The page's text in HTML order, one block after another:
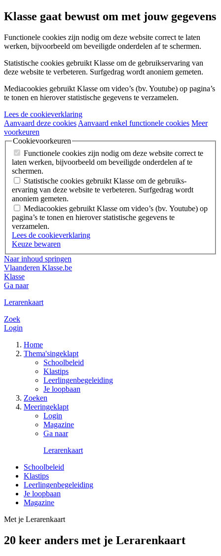
Klasse gaat bewust om met jouw gegevens
Functionele cookies zijn nodig om deze website correct te laten
werken, bijvoorbeeld om beveiligde onderdelen af te schermen.
Statistische cookies gebruikt Klasse om de gebruiks­ervaring van
deze website te verbeteren. Surfgedrag wordt anoniem gemeten.
Mediacookies gebruikt Klasse om video’s (bv. Youtube) op pagina’s
te tonen en hierover statistische gegevens te verzamelen.
Lees de cookieverklaring
Aanvaard deze cookies Aanvaard enkel functionele cookies Meer
voorkeuren
Cookievoorkeuren
Functionele cookies zijn nodig om deze website correct te
laten werken, bijvoorbeeld om beveiligde onderdelen af te
schermen.
Statistische cookies gebruikt Klasse om de gebruiks­
ervaring van deze website te verbeteren. Surfgedrag wordt
anoniem gemeten.
Mediacookies gebruikt Klasse om video’s (bv. Youtube) op
pagina’s te tonen en hierover statistische gegevens te
verzamelen.
Lees de cookieverklaring
Keuze bewaren
Naar inhoud springen
Vlaanderen Klasse.be
Klasse
Ga naar
Lerarenkaart
Zoek
Login
Home
Thema'singeklapt
Schoolbeleid
Klastips
Leerlingenbegeleiding
Je loopbaan
Zoeken
Meeringeklapt
Login
Magazine
Ga naar
Lerarenkaart
Schoolbeleid
Klastips
Leerlingenbegeleiding
Je loopbaan
Magazine
Met je Lerarenkaart
20 keer anders met je Lerarenkaart